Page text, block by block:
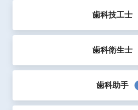
歯科技工士
歯科衛生士
歯科助手